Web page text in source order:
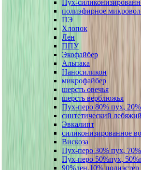
Пух-
полиэфирное
ПЭ
Хлопок
Лен
ППУ
Экофайбер
Альпака
Наносиликон
микрофайбер
шерсть овечья
шерсть верблюжья
Пух-перо 80% пух,
синтетический
Эвкалипт
силиконизированное
Вискоза
Пух-перо 30% пух,
Пух-перо 50%пух,
90%лен,10% полиэстер